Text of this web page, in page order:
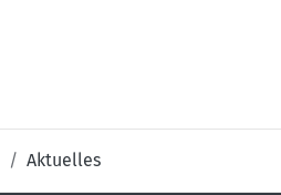
Aktuelles